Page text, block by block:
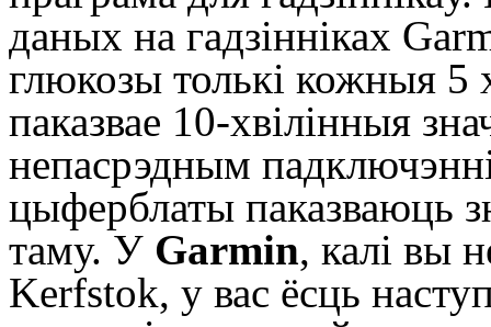
даных на гадзінніках
глюкозы толькі кожныя 5
паказвае 10-хвілінныя
непасрэдным
цыферблаты паказваюць
таму. У Garmin, калі вы
Kerfstok, у вас ёсць